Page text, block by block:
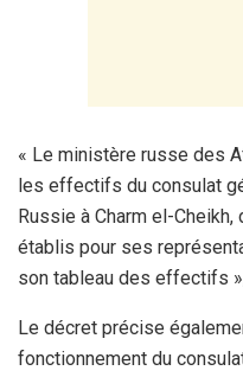
« Le ministère russe des
les effectifs du consulat
Russie à Charm el-
établis pour ses
son tableau des effectifs
Le décret précise
fonctionnement du